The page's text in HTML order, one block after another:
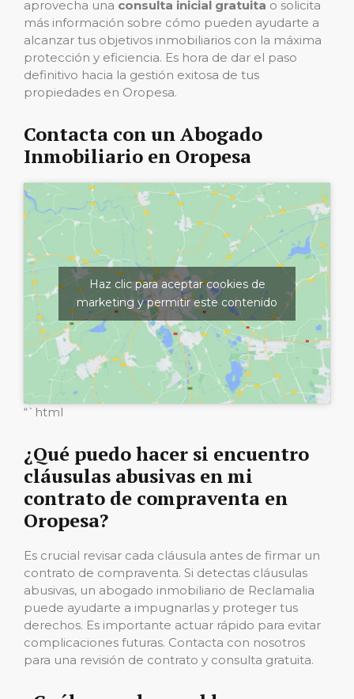
aprovecha una consulta inicial gratuita o solicita
más información sobre cómo pueden ayudarte a
alcanzar tus objetivos inmobiliarios con la máxima
protección y eficiencia. Es hora de dar el paso
definitivo hacia la gestión exitosa de tus
propiedades en Oropesa.
Contacta con un Abogado
Inmobiliario en Oropesa
Haz clic para aceptar cookies de
marketing y permitir este contenido
“`html
¿Qué puedo hacer si encuentro
cláusulas abusivas en mi
contrato de compraventa en
Oropesa?
Es crucial revisar cada cláusula antes de firmar un
contrato de compraventa. Si detectas cláusulas
abusivas, un abogado inmobiliario de Reclamalia
puede ayudarte a impugnarlas y proteger tus
derechos. Es importante actuar rápido para evitar
complicaciones futuras. Contacta con nosotros
para una revisión de contrato y consulta gratuita.